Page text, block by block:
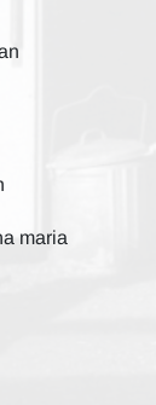
maria